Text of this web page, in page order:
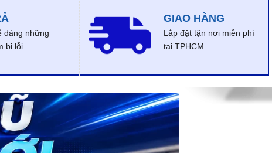
dàng những
bị lỗi
GIAO HÀNG
Lắp đặt tận nơi miễn phí
tại TPHCM